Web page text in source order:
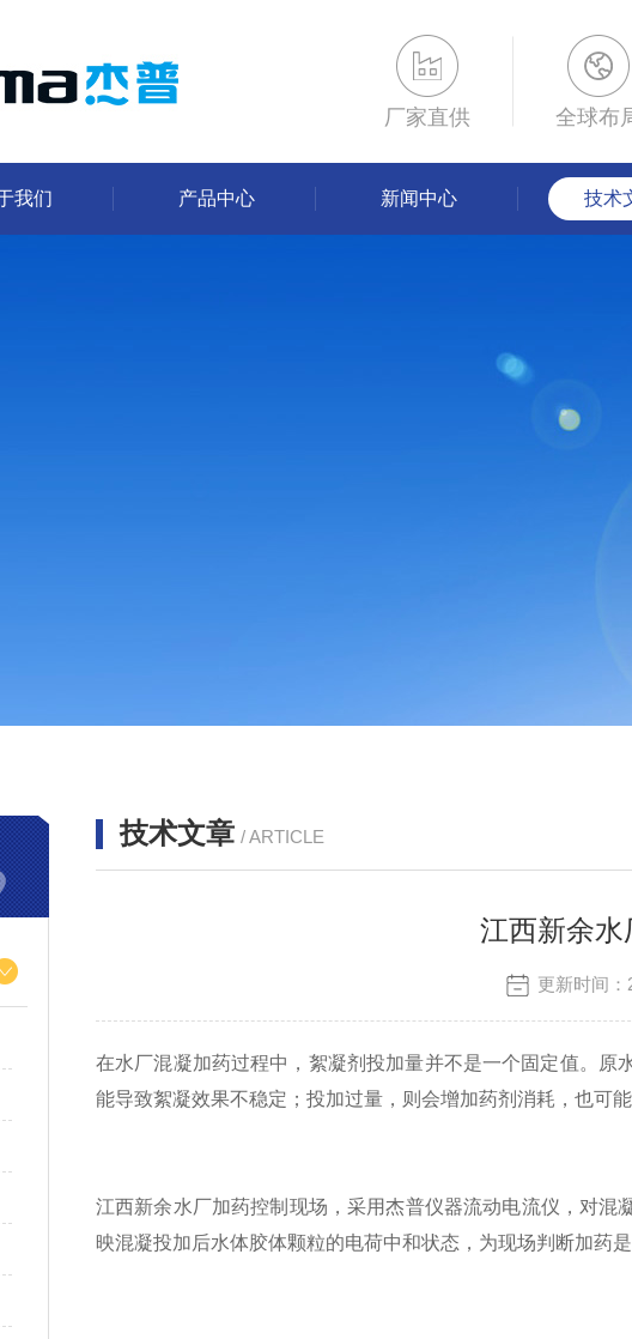
厂家直供 全球布
我们 产品中心 新闻中心 技术
技术文章 / ARTICLE
江西新余水
更新时间
在水厂混凝加药过程中，絮凝剂投加量并不是一个固定值。
能导致絮凝效果不稳定；投加过量，则会增加药剂消耗，也可
江西新余水厂加药控制现场，采用杰普仪器流动电流仪，对
映混凝投加后水体胶体颗粒的电荷中和状态，为现场判断加药